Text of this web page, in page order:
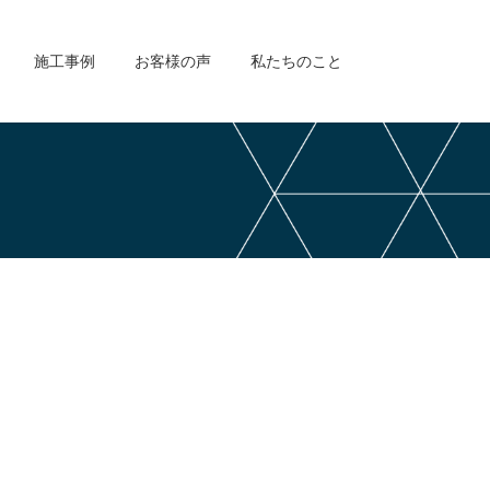
施工事例 お客様の声 私たちのこと